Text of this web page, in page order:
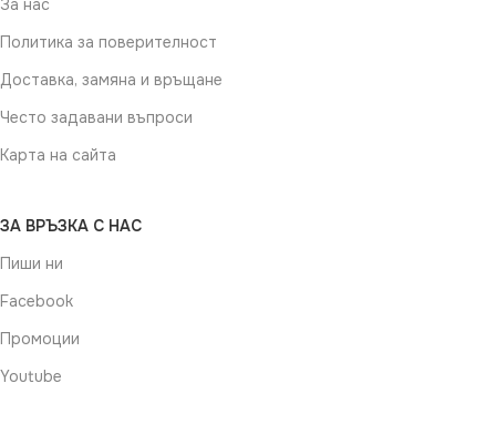
За нас
Политика за поверителност
Доставка, замяна и връщане
Често задавани въпроси
Карта на сайта
ЗА ВРЪЗКА С НАС
Пиши ни
Facebook
Промоции
Youtube